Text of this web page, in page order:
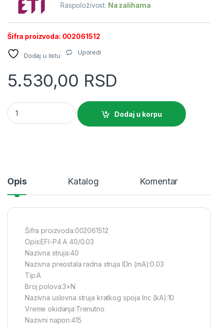
Raspoloživost: Na zalihama
Šifra proizvoda: 002061512
Dodaj u listu Uporedi
5.530,00 RSD
ETI Fid sklopka RCCB EFI-P4 A 40/0.03 quantity
Dodaj u korpu
Opis Katalog Komentar
Šifra proizvoda:002061512
Opis:EFI-P4 A 40/0.03
Nazivna struja:40
Nazivna preostala radna struja IDn (mA):0.03
Tip:A
Broj polova:3+N
Nazivna uslovna struja kratkog spoja Inc (kA):10
Vreme okidanja:Trenutno
Nazivni napon:415